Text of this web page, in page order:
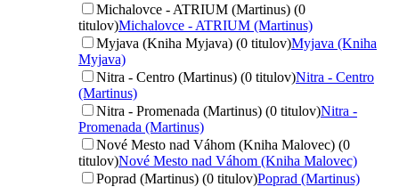
Michalovce - ATRIUM (Martinus) (0
titulov)Michalovce - ATRIUM (Martinus)
Myjava (Kniha Myjava) (0 titulov)Myjava (Kniha
Myjava)
Nitra - Centro (Martinus) (0 titulov)Nitra - Centro
(Martinus)
Nitra - Promenada (Martinus) (0 titulov)Nitra -
Promenada (Martinus)
Nové Mesto nad Váhom (Kniha Malovec) (0
titulov)Nové Mesto nad Váhom (Kniha Malovec)
Poprad (Martinus) (0 titulov)Poprad (Martinus)